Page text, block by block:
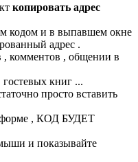
копировать адрес
кодом и в выпавшем окне
адрес .
комментов , общении в
гостевых книг ...
просто вставить
форме , КОД БУДЕТ
и показывайте